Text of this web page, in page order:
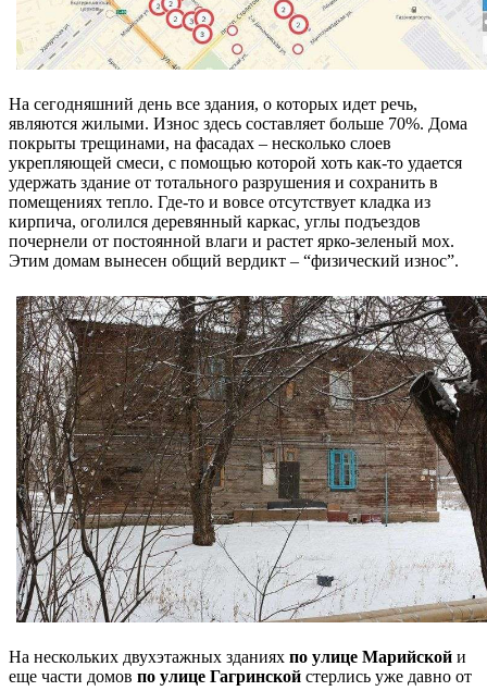
На сегодняшний день все здания, о которых идет речь,
являются жилыми. Износ здесь составляет больше 70%. Дома
покрыты трещинами, на фасадах – несколько слоев
укрепляющей смеси, с помощью которой хоть как-то удается
удержать здание от тотального разрушения и сохранить в
помещениях тепло. Где-то и вовсе отсутствует кладка из
кирпича, оголился деревянный каркас, углы подъездов
почернели от постоянной влаги и растет ярко-зеленый мох.
Этим домам вынесен общий вердикт – “физический износ”.
На нескольких двухэтажных зданиях по улице Марийской и
еще части домов по улице Гагринской стерлись уже давно от